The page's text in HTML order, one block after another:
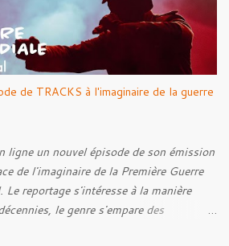
de TRACKS à l'imaginaire de la guerre
ligne un nouvel épisode de son émission
de l'imaginaire de la Première Guerre
reportage s'intéresse à la manière
le genre s'empare des